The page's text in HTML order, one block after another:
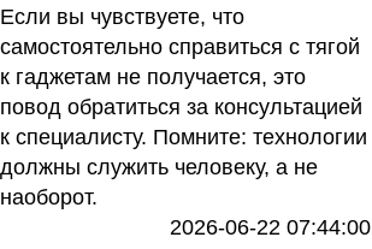
Если вы чувствуете, что
самостоятельно справиться с тягой
к гаджетам не получается, это
повод обратиться за консультацией
к специалисту. Помните: технологии
должны служить человеку, а не
наоборот.
2026-06-22 07:44:00